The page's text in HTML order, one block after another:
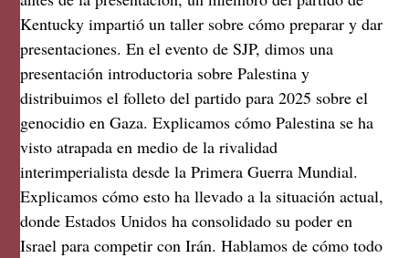
Kentucky impartió un taller sobre cómo preparar y dar
presentaciones. En el evento de SJP, dimos una
presentación introductoria sobre Palestina y
distribuimos el folleto del partido para 2025 sobre el
genocidio en Gaza. Explicamos cómo Palestina se ha
visto atrapada en medio de la rivalidad
interimperialista desde la Primera Guerra Mundial.
Explicamos cómo esto ha llevado a la situación actual,
donde Estados Unidos ha consolidado su poder en
Israel para competir con Irán. Hablamos de cómo todo